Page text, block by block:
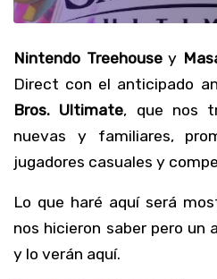
Nintendo Treehousey
Direct con el anticipado
Bros. Ultimate, que nos
nuevas y familiares,
jugadores casuales y
Lo que haré aquí será
nos hicieron saber pero un
y lo verán aquí.